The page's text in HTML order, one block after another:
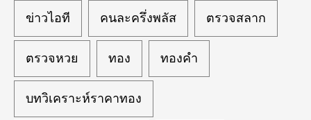
ข่าวไอที คนละครึ่งพลัส ตรวจสลาก
ตรวจหวย ทอง ทองคำ
บทวิเคราะห์ราคาทอง